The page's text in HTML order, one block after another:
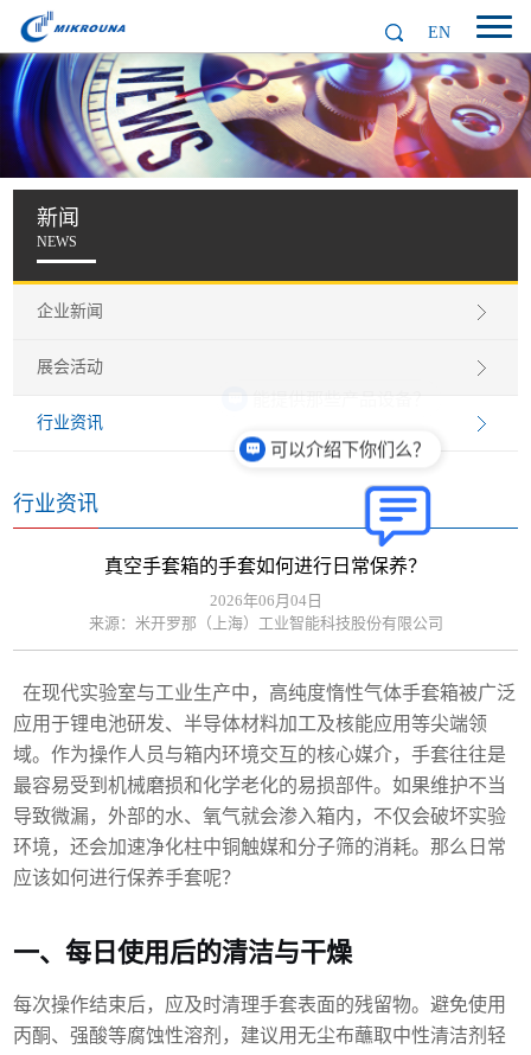
EN
新闻
NEWS
企业新闻
展会活动
行业资讯
行业资讯
真空手套箱的手套如何进行日常保养？
2026年06月04日
来源：米开罗那（上海）工业智能科技股份有限公司
在现代实验室与工业生产中，高纯度惰性气体手套箱被广泛
应用于锂电池研发、半导体材料加工及核能应用等尖端领
域。作为操作人员与箱内环境交互的核心媒介，手套往往是
最容易受到机械磨损和化学老化的易损部件。如果维护不当
导致微漏，外部的水、氧气就会渗入箱内，不仅会破坏实验
环境，还会加速净化柱中铜触媒和分子筛的消耗。 那么日常
应该如何进行保养手套呢？
一、每日使用后的清洁与干燥
每次操作结束后，应及时清理手套表面的残留物。避免使用
丙酮、强酸等腐蚀性溶剂，建议用无尘布蘸取中性清洁剂轻
可以介绍下你们么？